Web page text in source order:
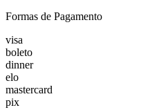
Formas de Pagamento
visa
boleto
dinner
elo
mastercard
pix